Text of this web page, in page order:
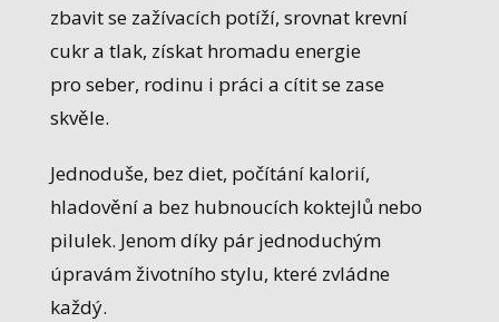
zbavit se zažívacích potíží, srovnat krevní
cukr a tlak, získat hromadu energie
pro seber, rodinu i práci a cítit se zase
skvěle.
Jednoduše, bez diet, počítání kalorií,
hladovění a bez hubnoucích koktejlů nebo
pilulek. Jenom díky pár jednoduchým
úpravám životního stylu, které zvládne
každý.